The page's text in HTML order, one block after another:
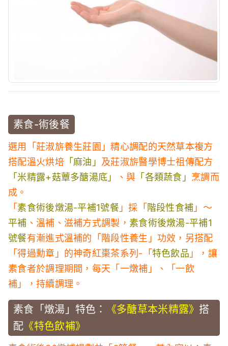
素食-術後餐
選用「莊淑旂養生莊園」精心調配的天然草本複方
搭配溫火烘培「麻油」 及莊淑旂醫學博士祖傳配方
「米精露+菇蕈多醣湯底」
、與 「各類蔬食」 烹調而
成。
「素食術後燉湯-平補1號餐 」採「階段性食補 」～
平補 、溫補、滋補方式調製， 素食術後燉湯-平補1
號餐有漸進式溫補的「階段性養生」功效，另搭配
「得過勳章」的神奇紅棗茶系列-「特色飲品 」，讓
素食者於調理期間，每天「一燉補」、「一飲
補」，持續調理。
素食「燉湯」特色： 《多醣草本米精露》 搭
配 《特色飲補》